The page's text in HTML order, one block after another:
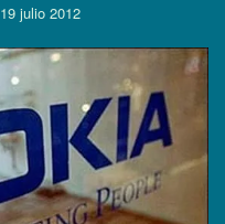
19 julio 2012